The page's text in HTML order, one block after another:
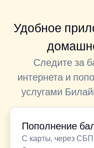
Удобное
Следите за
интернета и
услугами
Пополнение
С карты, через